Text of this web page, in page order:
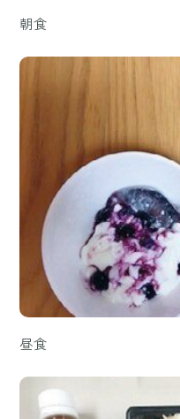
朝食
昼食